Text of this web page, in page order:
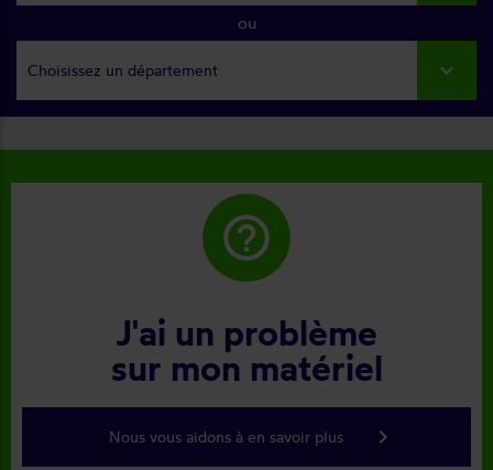
ou
Choisissez un département
help_outline
J'ai un problème
sur mon matériel
Nous vous aidons à en savoir plus keyboard_arrow_right